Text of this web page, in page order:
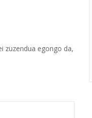
zuzendua egongo da,